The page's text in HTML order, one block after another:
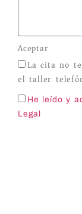
Aceptar
La cita no
el taller
He leído y
Legal